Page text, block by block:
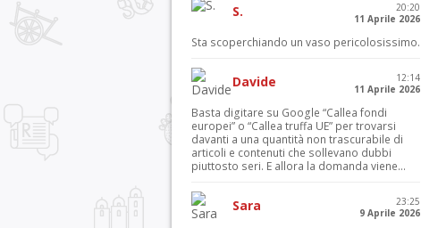
S.
20:20
11 Aprile 2026
Sta scoperchiando un vaso pericolosissimo.
Davide
12:14
11 Aprile 2026
Basta digitare su Google “Callea fondi
europei” o “Callea truffa UE” per trovarsi
davanti a una quantità non trascurabile di
articoli e contenuti che sollevano dubbi
piuttosto seri. E allora la domanda viene...
Sara
23:25
9 Aprile 2026